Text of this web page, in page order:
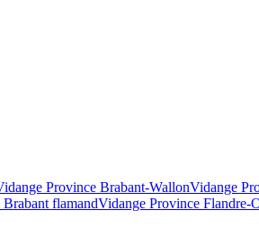
Province Brabant-WallonVidange
flamandVidange Province Flandre-